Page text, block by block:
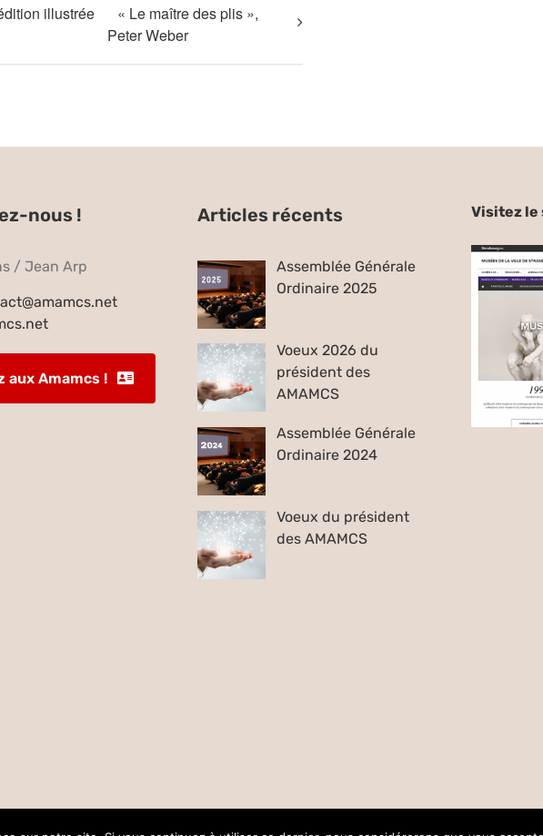
illustrée
« Le maître des plis »,
Peter Weber
nous !
/ Jean Arp
aux Amamcs !
Articles récents
Assemblée Générale
Ordinaire 2025
Voeux 2026 du
président des
AMAMCS
Assemblée Générale
Ordinaire 2024
Voeux du président
des AMAMCS
Visitez le